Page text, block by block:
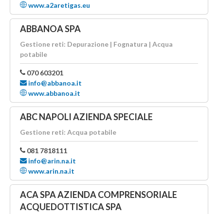
www.a2aretigas.eu
ABBANOA SPA
Gestione reti: Depurazione | Fognatura | Acqua
potabile
070 603201
info@abbanoa.it
www.abbanoa.it
ABC NAPOLI AZIENDA SPECIALE
Gestione reti: Acqua potabile
081 7818111
info@arin.na.it
www.arin.na.it
ACA SPA AZIENDA COMPRENSORIALE
ACQUEDOTTISTICA SPA